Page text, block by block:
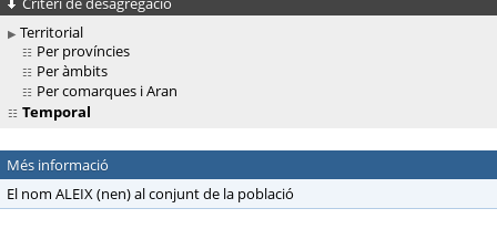
Territorial
Per províncies
Per àmbits
Per comarques i Aran
Temporal
Més informació
El nom ALEIX (nen) al conjunt de la població